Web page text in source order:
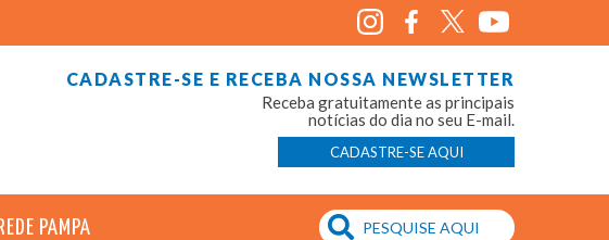
CADASTRE-SE E RECEBA NOSSA NEWSLETTER
Receba gratuitamente as principais
notícias do dia no seu E-mail.
CADASTRE-SE AQUI
REDE PAMPA